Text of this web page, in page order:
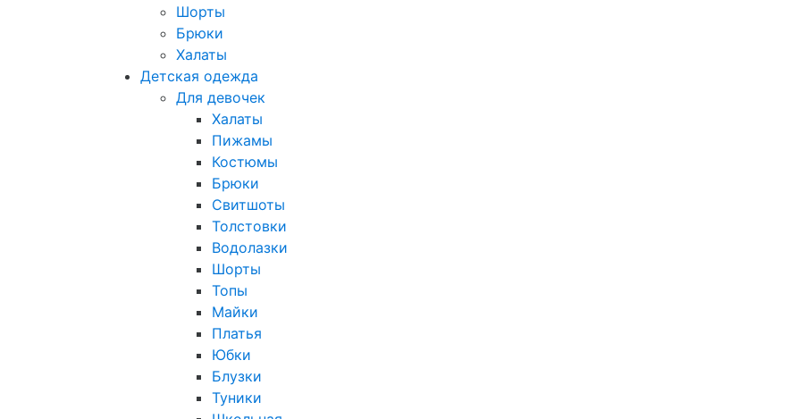
Шорты
Брюки
Халаты
Детская одежда
Для девочек
Халаты
Пижамы
Костюмы
Брюки
Свитшоты
Толстовки
Водолазки
Шорты
Топы
Майки
Платья
Юбки
Блузки
Туники